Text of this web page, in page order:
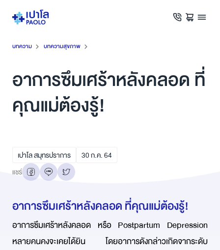
บทความ บทความสุขภาพ
อาการซึมเศร้าหลังคลอด ที่
คุณแม่ต้องรู้!
เปาโล สมุทรปราการ 30ก.ค.64
แชร์
อาการซึมเศร้าหลังคลอด ที่คุณแม่ต้องรู้!
อาการซึมเศร้าหลังคลอด หรือ Postpartum Depression
หลายคนคงจะเคยได้ยิน โดยอาการดังกล่าวเกิดจากระดับ